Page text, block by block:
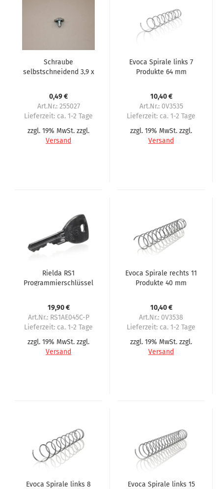
Schraube
selbstschneidend 3,9 x
9100
0,49 €
Art.Nr.: 255027
Lieferzeit: ca. 1-2 Tage
zzgl. 19% MwSt. zzgl.
Versand
Evoca Spirale links 7
Produkte 64 mm
10,40 €
Art.Nr.: 0V3535
Lieferzeit: ca. 1-2 Tage
zzgl. 19% MwSt. zzgl.
Versand
Rielda RS1
Programmierschlüssel
19,90 €
Art.Nr.: RS1AE045C-P
Lieferzeit: ca. 1-2 Tage
zzgl. 19% MwSt. zzgl.
Versand
Evoca Spirale rechts 11
Produkte 40 mm
10,40 €
Art.Nr.: 0V3538
Lieferzeit: ca. 1-2 Tage
zzgl. 19% MwSt. zzgl.
Versand
Evoca Spirale links 8
Evoca Spirale links 15